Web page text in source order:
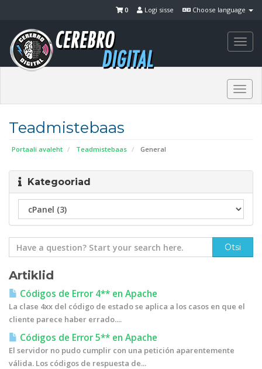
Choose language
Logi sisse
0
Teadmistebaas
Portaali avaleht Teadmistebaas General
Kategooriad
Artiklid
Códigos de Error 4** en Apache
La clase 4xx del código de estado se aplica a los casos en que el
cliente parece haber errado....
Códigos de Error 5** en Apache
El servidor no pudo cumplir con una petición aparentemente
válida. Los códigos de respuesta de...